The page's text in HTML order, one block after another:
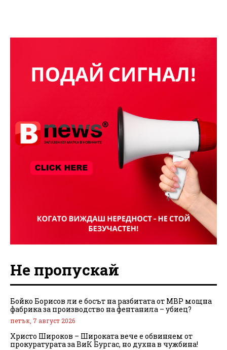
Не пропускай
Бойко Борисов ли е босът на разбитата от МВР мощна
фабрика за производство на фентанила – убиец?
петък, 7 август 2026
Христо Широков – Широката вече е обвиняем от
прокуратурата за ВиК Бургас, но духна в чужбина!